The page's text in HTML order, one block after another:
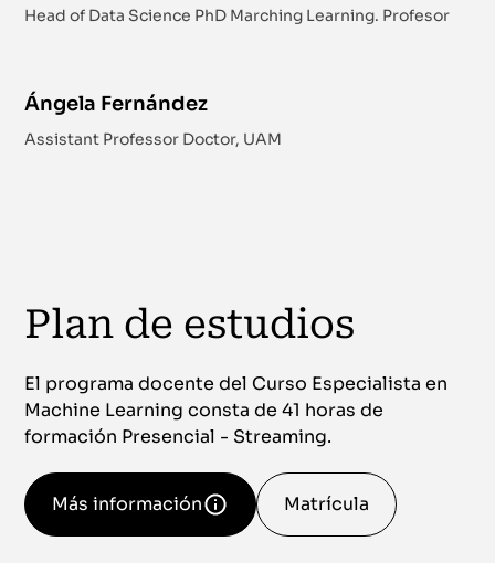
Head of Data Science PhD Marching Learning. Profesor
Ángela Fernández
Assistant Professor Doctor, UAM
Plan de estudios
El programa docente del Curso Especialista en
Machine Learning consta de 41 horas de
formación Presencial - Streaming.
Más información Matrícula